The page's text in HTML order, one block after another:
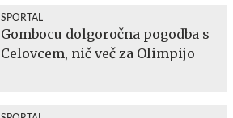
SPORTAL
Gombocu dolgoročna pogodba s
Celovcem, nič več za Olimpijo